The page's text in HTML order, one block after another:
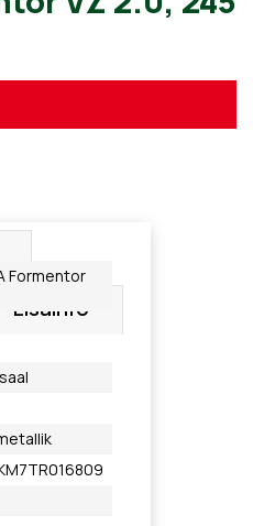
VZ 2.0,
Lisainfo
Formentor